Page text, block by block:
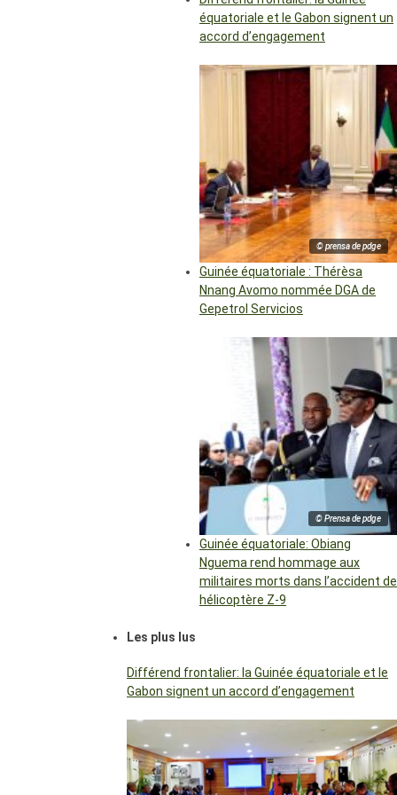
équatoriale et le Gabon signent un
accord d’engagement
© prensa de pdge
Guinée équatoriale : Thérèsa
Nnang Avomo nommée DGA de
Gepetrol Servicios
© Prensa de pdge
Guinée équatoriale: Obiang
Nguema rend hommage aux
militaires morts dans l’accident de
hélicoptère Z-9
Les plus lus
Différend frontalier: la Guinée équatoriale et le
Gabon signent un accord d’engagement